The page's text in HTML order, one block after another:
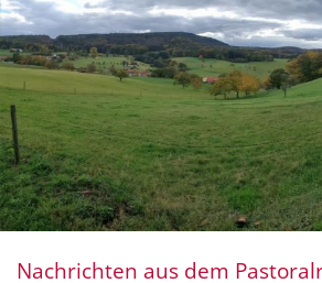
Nachrichten aus dem